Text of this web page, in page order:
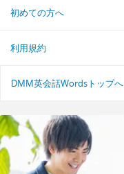
初めての方へ
利用規約
DMM英会話Wordsトップへ